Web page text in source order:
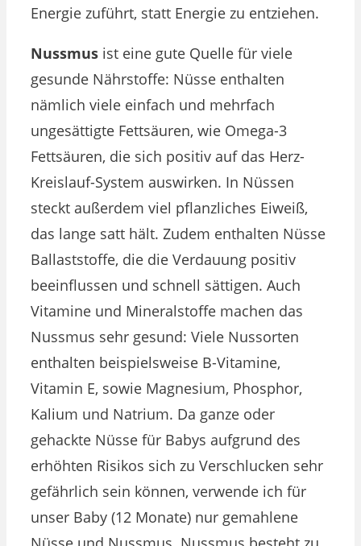
Energie zuführt, statt Energie zu entziehen.
Nussmus ist eine gute Quelle für viele
gesunde Nährstoffe: Nüsse enthalten
nämlich viele einfach und mehrfach
ungesättigte Fettsäuren, wie Omega-3
Fettsäuren, die sich positiv auf das Herz-
Kreislauf-System auswirken. In Nüssen
steckt außerdem viel pflanzliches Eiweiß,
das lange satt hält. Zudem enthalten Nüsse
Ballaststoffe, die die Verdauung positiv
beeinflussen und schnell sättigen. Auch
Vitamine und Mineralstoffe machen das
Nussmus sehr gesund: Viele Nussorten
enthalten beispielsweise B-Vitamine,
Vitamin E, sowie Magnesium, Phosphor,
Kalium und Natrium. Da ganze oder
gehackte Nüsse für Babys aufgrund des
erhöhten Risikos sich zu Verschlucken sehr
gefährlich sein können, verwende ich für
unser Baby (12 Monate) nur gemahlene